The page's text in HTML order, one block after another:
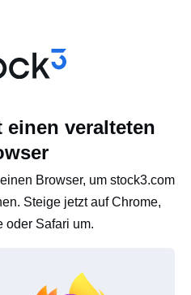
einen veralteten
Browser, um stock3.com
Steige jetzt auf Chrome,
oder Safari um.